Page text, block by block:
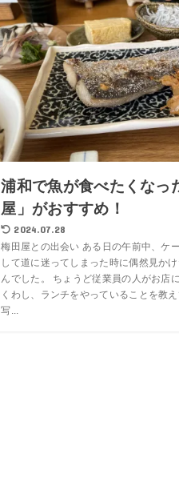
浦和で魚が食べたくなっ
屋」がおすすめ！
2024.07.28
梅田屋との出会い ある日の午前中、ケ
して道に迷ってしまった時に偶然見か
んでした。 ちょうど従業員の人がお店
くわし、ランチをやっていることを教
写...